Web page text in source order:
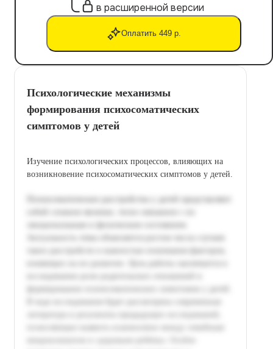
в расширенной версии
Оплатить 449 р.
Психологические механизмы
формирования психосоматических
симптомов у детей
Изучение психологических процессов, влияющих на
возникновение психосоматических симптомов у детей.